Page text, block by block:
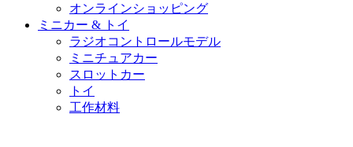
オンラインショッピング
ミニカー & トイ
ラジオコントロールモデル
ミニチュアカー
スロットカー
トイ
工作材料